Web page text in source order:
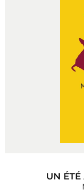
UN ÉTÉ